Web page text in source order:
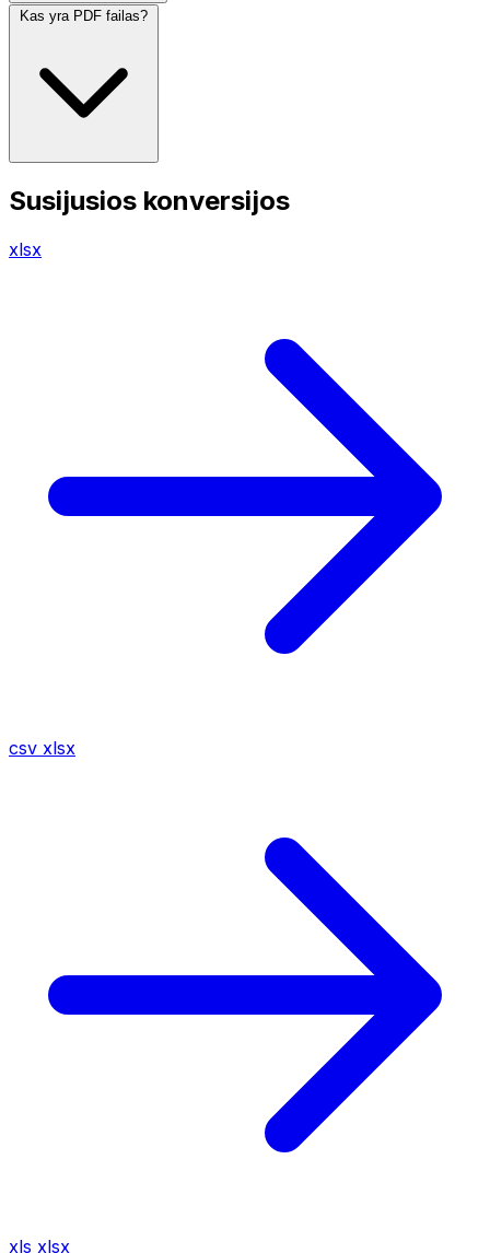
Kas yra PDF failas?
Susijusios konversijos
xlsx
csv xlsx
xls xlsx